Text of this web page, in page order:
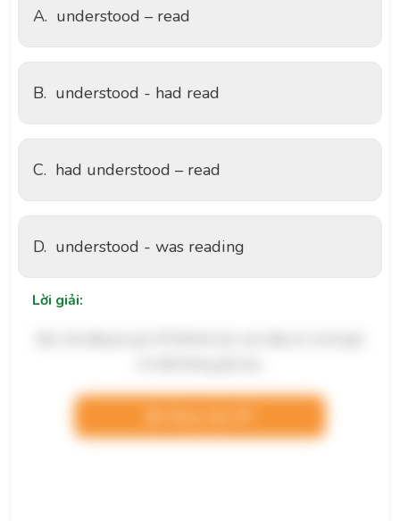
A. understood – read
B. understood - had read
C. had understood – read
D. understood - was reading
Lời giải: